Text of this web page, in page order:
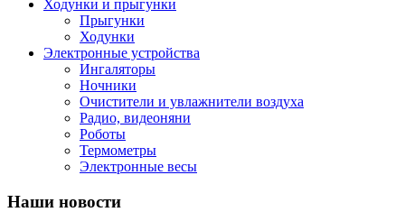
Ходунки и прыгунки
Прыгунки
Ходунки
Электронные устройства
Ингаляторы
Ночники
Очистители и увлажнители воздуха
Радио, видеоняни
Роботы
Термометры
Электронные весы
Наши новости